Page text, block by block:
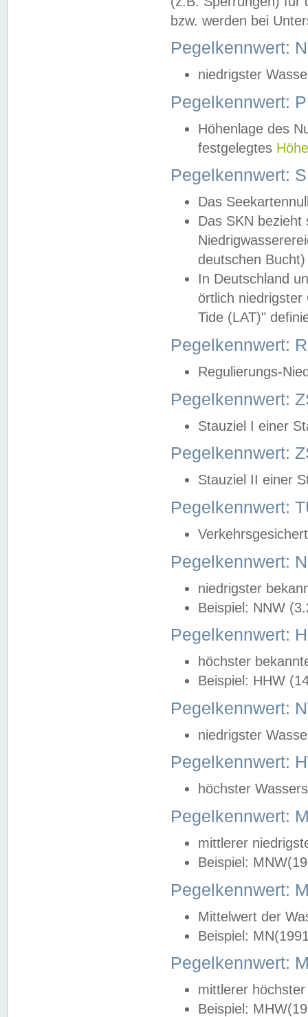
bzw. werden bei
Pegelkennwert:
niedrigster
Pegelkennwert:
Höhenlage des
festgelegtes
Pegelkennwert:
Das
Das SKN
deutschen
In Deutschland
örtlich
Tide (LAT)"
Pegelkennwert:
Regulierungs-
Pegelkennwert:
Stauziel I einer
Pegelkennwert:
Stauziel II einer
Pegelkennwert:
Pegelkennwert:
niedrigster
Beispiel: NNW
Pegelkennwert:
höchster
Beispiel: HHW
Pegelkennwert:
niedrigster
Pegelkennwert:
höchster
Pegelkennwert:
mittlerer
Beispiel:
Pegelkennwert:
Mittelwert der
Beispiel:
Pegelkennwert:
mittlerer
Beispiel: